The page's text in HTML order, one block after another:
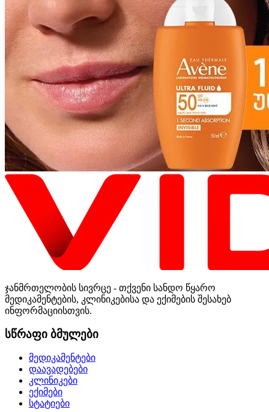
ჯანმრთელობის სივრცე - თქვენი სანდო წყარო
მედიკამენტების, კლინიკებისა და ექიმების შესახებ
ინფორმაციისთვის.
სწრაფი ბმულები
მედიკამენტები
დაავადებები
კლინიკები
ექიმები
სტატიები